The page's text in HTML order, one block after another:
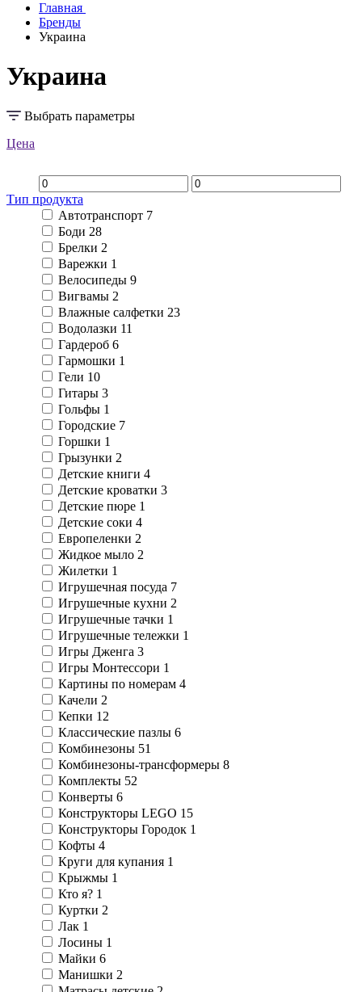
Главная
Бренды
Украина
Украина
Выбрать параметры
Цена
Тип продукта
Автотранспорт 7
Боди 28
Брелки 2
Варежки 1
Велосипеды 9
Вигвамы 2
Влажные салфетки 23
Водолазки 11
Гардероб 6
Гармошки 1
Гели 10
Гитары 3
Гольфы 1
Городские 7
Горшки 1
Грызунки 2
Детские книги 4
Детские кроватки 3
Детские пюре 1
Детские соки 4
Европеленки 2
Жидкое мыло 2
Жилетки 1
Игрушечная посуда 7
Игрушечные кухни 2
Игрушечные тачки 1
Игрушечные тележки 1
Игры Дженга 3
Игры Монтессори 1
Картины по номерам 4
Качели 2
Кепки 12
Классические пазлы 6
Комбинезоны 51
Комбинезоны-трансформеры 8
Комплекты 52
Конверты 6
Конструкторы LEGO 15
Конструкторы Городок 1
Кофты 4
Круги для купания 1
Крыжмы 1
Кто я? 1
Куртки 2
Лак 1
Лосины 1
Майки 6
Манишки 2